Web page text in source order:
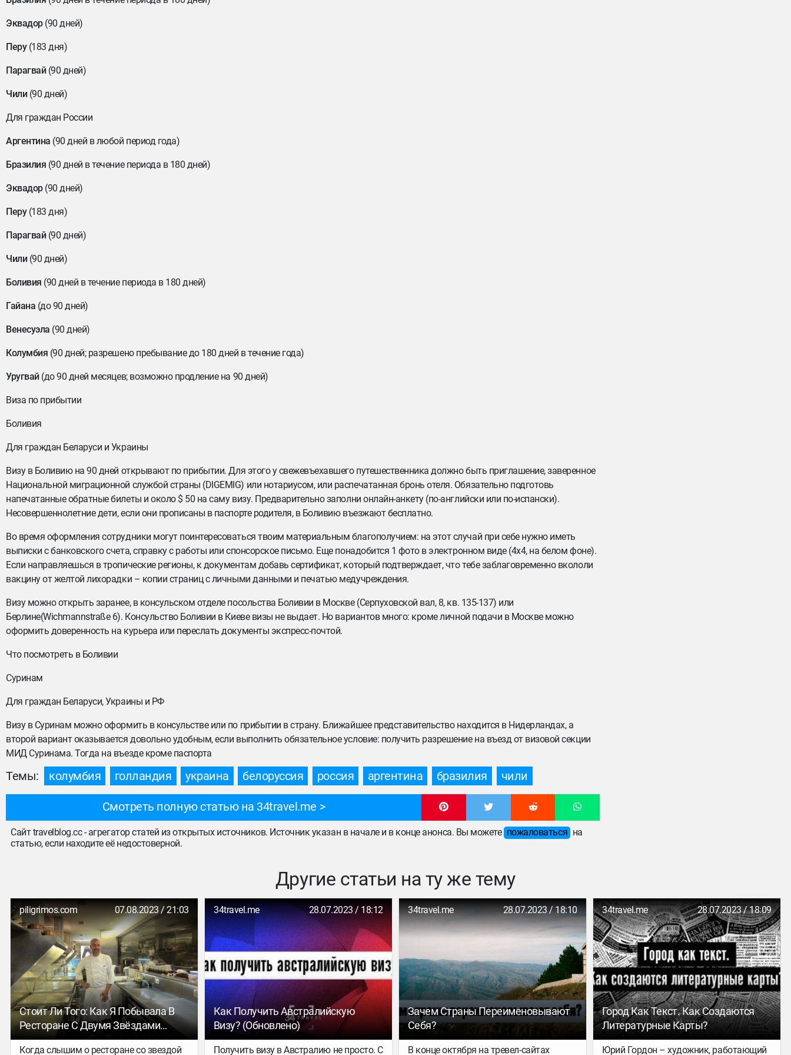
Эквадор(90 дней)
Перу(183 дня)
Парагвай(90 дней)
Чили(90 дней)
Для граждан России
Аргентина (90 дней в любой период года)
Бразилия (90 дней в течение периода в 180 дней)
Эквадор(90 дней)
Перу(183 дня)
Парагвай(90 дней)
Чили(90 дней)
Боливия (90 дней в течение периода в 180 дней)
Гайана (до 90 дней)
Венесуэла (90 дней)
Колумбия (90 дней; разрешено пребывание до 180 дней в течение года)
Уругвай(до 90 дней месяцев; возможно продление на 90 дней)
Виза по прибытии
Боливия
Для граждан Беларуси и Украины
Визу в Боливию на 90 дней открывают по прибытии. Для этого у свежевъехавшего путешественника должно быть приглашение, заверенное
Национальной миграционной службой страны (DIGEMIG) или нотариусом, или распечатанная бронь отеля. Обязательно подготовь
напечатанные обратные билеты и около $ 50 на саму визу. Предварительно заполни онлайн-анкету (по-английски или по-испански).
Несовершеннолетние дети, если они прописаны в паспорте родителя, в Боливию въезжают бесплатно.
Во время оформления сотрудники могут поинтересоваться твоим материальным благополучием: на этот случай при себе нужно иметь
выписки с банковского счета, справку с работы или спонсорское письмо. Еще понадобится 1 фото в электронном виде (4х4, на белом фоне).
Если направляешься в тропические регионы, к документам добавь сертификат, который подтверждает, что тебе заблаговременно вкололи
вакцину от желтой лихорадки – копии страниц с личными данными и печатью медучреждения.
Визу можно открыть заранее, в консульском отделе посольства Боливии в Москве (Серпуховской вал, 8, кв. 135-137) или
Берлине(Wichmannstraße 6). Консульство Боливии в Киеве визы не выдает. Но вариантов много: кроме личной подачи в Москве можно
оформить доверенность на курьера или переслать документы экспресс-почтой.
Что посмотреть в Боливии
Суринам
Для граждан Беларуси, Украины и РФ
Визу в Суринам можно оформить в консульстве или по прибытии в страну. Ближайшее представительство находится в Нидерландах, а
второй вариант оказывается довольно удобным, если выполнить обязательное условие: получить разрешение на въезд от визовой секции
МИД Суринама. Тогда на въезде кроме паспорта
Темы: колумбия голландия украина белоруссия россия аргентина бразилия чили
Смотреть полную статью на 34travel.me
Сайт travelblog.cc - агрегатор статей из открытых источников. Источник указан в начале и в конце анонса. Вы можете пожаловаться на
статью, если находите её недостоверной.
Другие статьи на ту же тему
piligrimos.com 07.08.2023 / 21:03
Стоит Ли Того: Как Я Побывала В
Ресторане С Двумя Звёздами
Мишлен
Когда слышим о ресторане со звездой
34travel.me 28.07.2023 / 18:12
Как Получить Австралийскую
Визу? (обновлено)
Получить визу в Австралию не просто. С
34travel.me 28.07.2023 / 18:10
Зачем Страны Переименовывают
Себя?
В конце октября на тревел-сайтах
34travel.me 28.07.2023 / 18:09
Город Как Текст. Как Создаются
Литературные Карты?
Юрий Гордон – художник, работающий